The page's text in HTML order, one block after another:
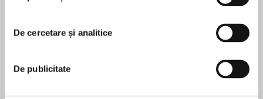
De cercetare și analitice
De publicitate
Diana Urban, author of These Deadly Games
Myra has a gift many would kidnap, blackmail,
and worse to control: she's a portrait artist
Jessica S. Olson
Jessica S. Olson claims New Hampshire as her
home, but has somehow found herself in Texas.